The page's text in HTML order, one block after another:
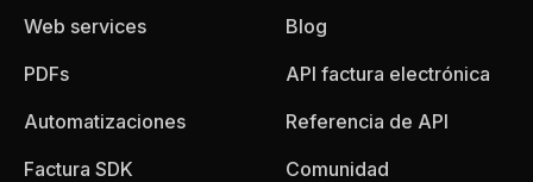
Web services
PDFs
Automatizaciones
Factura SDK
Blog
API factura electrónica
Referencia de API
Comunidad